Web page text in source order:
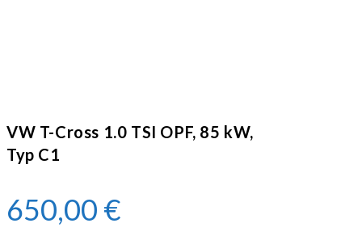
VW T-Cross 1.0 TSI OPF, 85 kW,
Typ C1
650,00 €